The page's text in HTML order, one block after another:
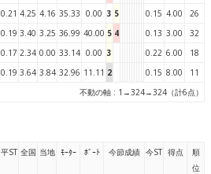
0.21 4.25 4.16 35.33 0.00 3 5 0.15 4.00
26
0.19 3.40 3.25 36.99 40.00 5 4 0.13 3.00
32
0.17 2.34 0.00 33.14 0.00 3 0.22 6.00
18
0.19 3.64 3.84 32.96 11.11 2 0.15 8.00
11
不動の軸 : 1→324→324（計6点）
平ST 全国 当地 ﾓｰﾀｰ ﾎﾞｰﾄ 今節成績 今ST 得点
順
位